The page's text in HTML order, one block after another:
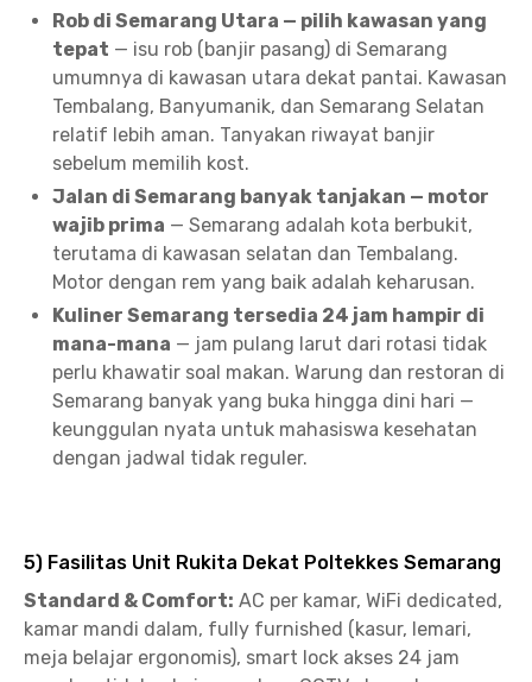
Rob di Semarang Utara — pilih kawasan yang
tepat — isu rob (banjir pasang) di Semarang
umumnya di kawasan utara dekat pantai. Kawasan
Tembalang, Banyumanik, dan Semarang Selatan
relatif lebih aman. Tanyakan riwayat banjir
sebelum memilih kost.
Jalan di Semarang banyak tanjakan — motor
wajib prima — Semarang adalah kota berbukit,
terutama di kawasan selatan dan Tembalang.
Motor dengan rem yang baik adalah keharusan.
Kuliner Semarang tersedia 24 jam hampir di
mana-mana — jam pulang larut dari rotasi tidak
perlu khawatir soal makan. Warung dan restoran di
Semarang banyak yang buka hingga dini hari —
keunggulan nyata untuk mahasiswa kesehatan
dengan jadwal tidak reguler.
5) Fasilitas Unit Rukita Dekat Poltekkes Semarang
Standard & Comfort: AC per kamar, WiFi dedicated,
kamar mandi dalam, fully furnished (kasur, lemari,
meja belajar ergonomis), smart lock akses 24 jam